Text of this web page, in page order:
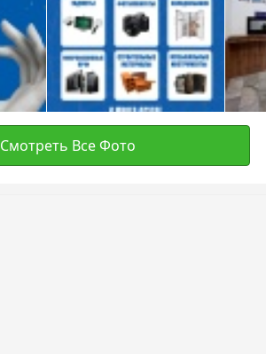
Смотреть Все Фото